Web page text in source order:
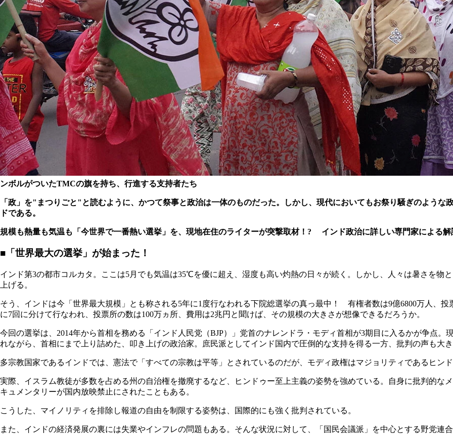
ンボルがついたTMCの旗を持ち、行進する支持者たち
「政」を"まつりごと"と読むように、かつて祭事と政治は一体のものだった。しかし、現代においてもお祭り騒ぎのような
ドである。
規模も熱量も気温も「今世界で一番熱い選挙」を、現地在住のライターが突撃取材！? インド政治に詳しい専門家による解
■「世界最大の選挙」が始まった！
インド第3の都市コルカタ。ここは5月でも気温は35℃を優に超え、湿度も高い灼熱の日々が続く。しかし、人々は暑さを物
上げる。
そう、インドは今「世界最大規模」とも称される5年に1度行なわれる下院総選挙の真っ最中！ 有権者数は9億6800万人、
に7回に分けて行なわれ、投票所の数は100万ヵ所、費用は2兆円と聞けば、その規模の大きさが想像できるだろうか。
今回の選挙は、2014年から首相を務める「インド人民党（BJP）」党首のナレンドラ・モディ首相が3期目に入るかが争点
れながら、首相にまで上り詰めた、叩き上げの政治家。庶民派としてインド国内で圧倒的な支持を得る一方、批判の声も大
多宗教国家であるインドでは、憲法で「すべての宗教は平等」とされているのだが、モディ政権はマジョリティであるヒン
実際、イスラム教徒が多数を占める州の自治権を撤廃するなど、ヒンドゥー至上主義の姿勢を強めている。自身に批判的な
キュメンタリーが国内放映禁止にされたこともある。
こうした、マイノリティを排除し報道の自由を制限する姿勢は、国際的にも強く批判されている。
また、インドの経済発展の裏には失業やインフレの問題もある。そんな状況に対して、「国民会議派」を中心とする野党連